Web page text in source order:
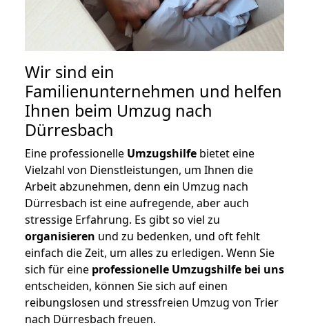
Wir sind ein
Familienunternehmen und helfen
Ihnen beim Umzug nach
Dürresbach
Eine professionelle Umzugshilfe bietet eine
Vielzahl von Dienstleistungen, um Ihnen die
Arbeit abzunehmen, denn ein Umzug nach
Dürresbach ist eine aufregende, aber auch
stressige Erfahrung. Es gibt so viel zu
organisieren und zu bedenken, und oft fehlt
einfach die Zeit, um alles zu erledigen. Wenn Sie
sich für eine professionelle Umzugshilfe bei uns
entscheiden, können Sie sich auf einen
reibungslosen und stressfreien Umzug von Trier
nach Dürresbach freuen.